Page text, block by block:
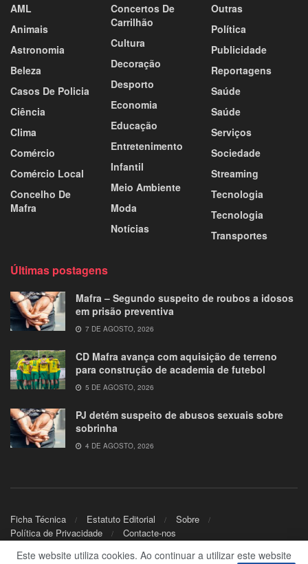
AML
Animais
Astronomia
Beleza
Casos De Policia
Ciência
Clima
Comércio
Comércio Local
Concelho De
Mafra
Concertos De
Carrilhão
Cultura
Decoração
Desporto
Economia
Educação
Entretenimento
Infantil
Meio Ambiente
Moda
Notícias
Outras
Política
Publicidade
Reportagens
Saúde
Saúde
Serviços
Sociedade
Streaming
Tecnologia
Tecnologia
Transportes
Últimas postagens
Mafra – Segundo suspeito de roubos a idosos
em prisão preventiva
7 DE AGOSTO, 2026
CD Mafra avança com aquisição de terreno
para construção de academia de futebol
5 DE AGOSTO, 2026
PJ detém suspeito de abusos sexuais sobre
sobrinha
4 DE AGOSTO, 2026
Ficha Técnica Estatuto Editorial
Sobre
Política de Privacidade
Contacte-nos
© 2024Mafra.TV
Este website utiliza cookies. Ao continuar a utilizar este website